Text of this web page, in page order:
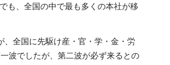
も、全国の中で最も多くの本社が移
全国に先駆け産・官・学・金・労
波でしたが、第二波が必ず来るとの